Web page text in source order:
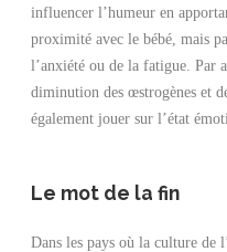
influencer l’humeur en
proximité avec le bébé, mais
l’anxiété ou de la fatigue. Par
diminution des œstrogènes et
également jouer sur l’état
Le mot de la fin
Dans les pays où la culture de